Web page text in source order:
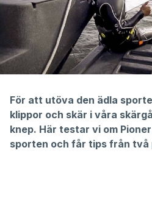
minutes,
seconds
För att utöva den ädla
klippor och skär i våra
knep. Här testar vi om
sporten och får tips från två